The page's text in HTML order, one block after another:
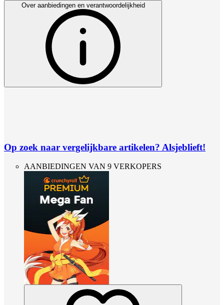
Over aanbiedingen en verantwoordelijkheid
Op zoek naar vergelijkbare artikelen? Alsjeblieft!
AANBIEDINGEN VAN 9 VERKOPERS